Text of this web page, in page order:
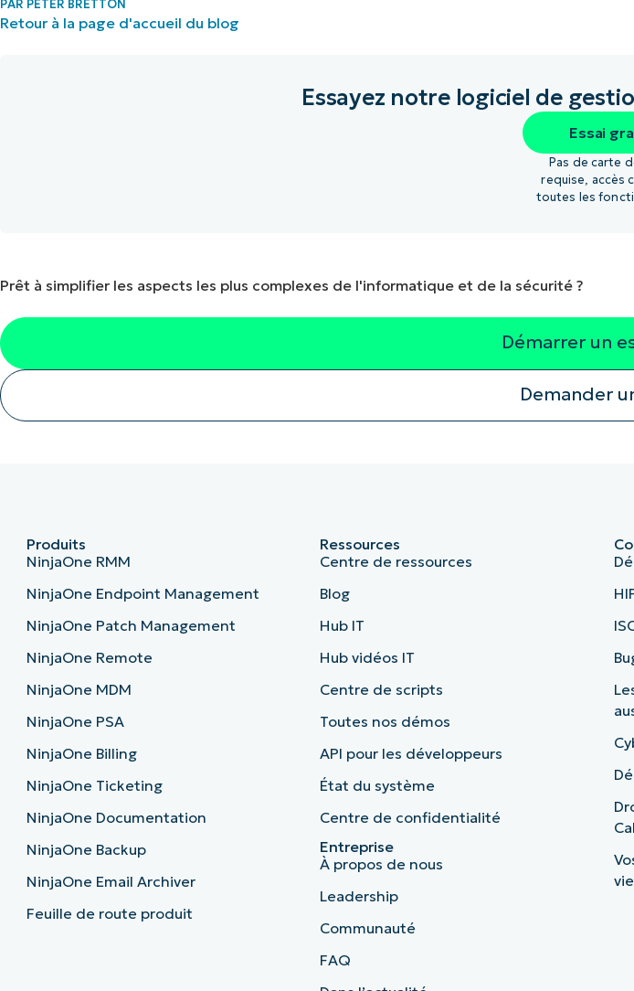
PAR PETER BRETTON
Retour à la page d'accueil du blog
Essayez notre logiciel de
Essai
Pas de carte
requise, accès
toutes les
Prêt à simplifier les aspects les plus complexes de l'informatique et de la sécurité ?
Démarrer un
Demander
Produits
NinjaOne RMM
NinjaOne Endpoint Management
NinjaOne Patch Management
NinjaOne Remote
NinjaOne MDM
NinjaOne PSA
NinjaOne Billing
NinjaOne Ticketing
NinjaOne Documentation
NinjaOne Backup
NinjaOne Email Archiver
Feuille de route produit
Ressources
Centre de ressources
Blog
Hub IT
Hub vidéos IT
Centre de scripts
Toutes nos démos
API pour les développeurs
État du système
Centre de confidentialité
Entreprise
À propos de nous
Leadership
Communauté
FAQ